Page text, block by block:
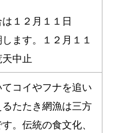
１２月１１日
します。１２月１１
天中止
コイやフナを追い
たたき網漁は三方
。伝統の食文化、